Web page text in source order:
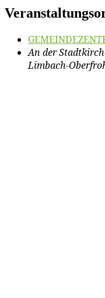
An der
Limbach-